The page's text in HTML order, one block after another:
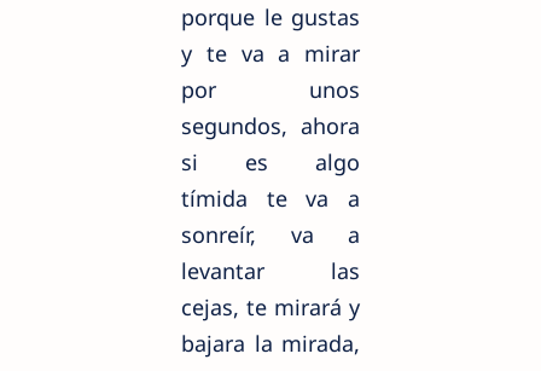
porque le gustas
y te va a mirar
por unos
segundos, ahora
si es algo
tímida te va a
sonreír, va a
levantar las
cejas, te mirará y
bajara la mirada,